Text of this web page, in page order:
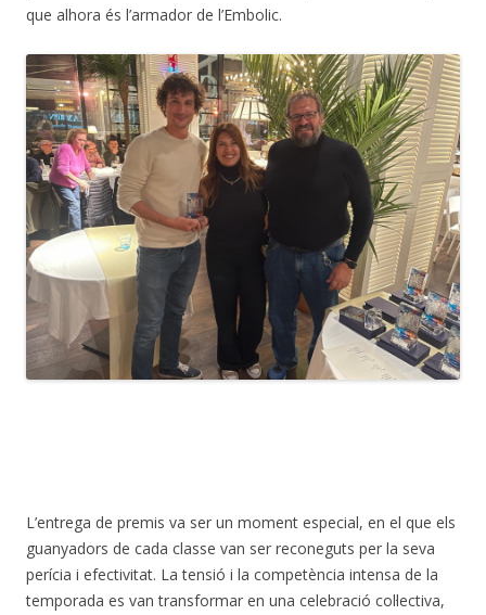
que alhora és l’armador de l’Embolic.
L’entrega de premis va ser un moment especial, en el que els
guanyadors de cada classe van ser reconeguts per la seva
perícia i efectivitat. La tensió i la competència intensa de la
temporada es van transformar en una celebració col·lectiva,